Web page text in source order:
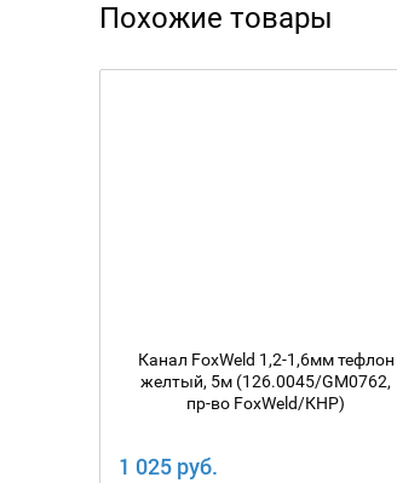
Похожие товары
Канал FoxWeld 1,2-1,6мм тефлон
желтый, 5м (126.0045/GM0762,
пр-во FoxWeld/КНР)
1 025 руб.